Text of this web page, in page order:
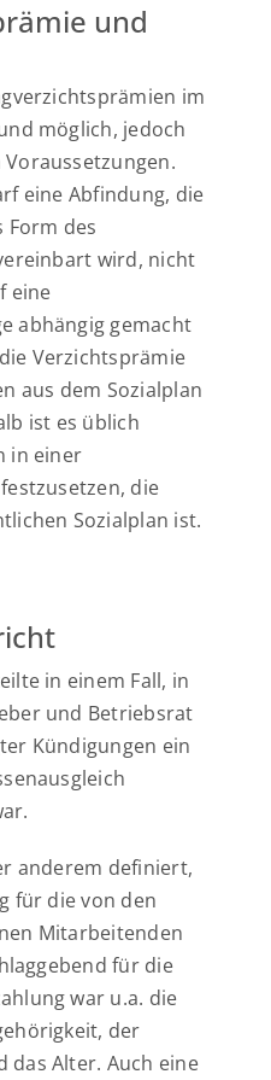
und
im
möglich, jedoch
eine Abfindung, die
Form des
wird, nicht
eine
abhängig gemacht
Verzichtsprämie
aus dem Sozialplan
ist es üblich
in einer
die
Sozialplan ist.
in einem Fall, in
und Betriebsrat
Kündigungen ein
anderem definiert,
für die von den
Mitarbeitenden
für die
war u.a. die
der
Alter. Auch eine